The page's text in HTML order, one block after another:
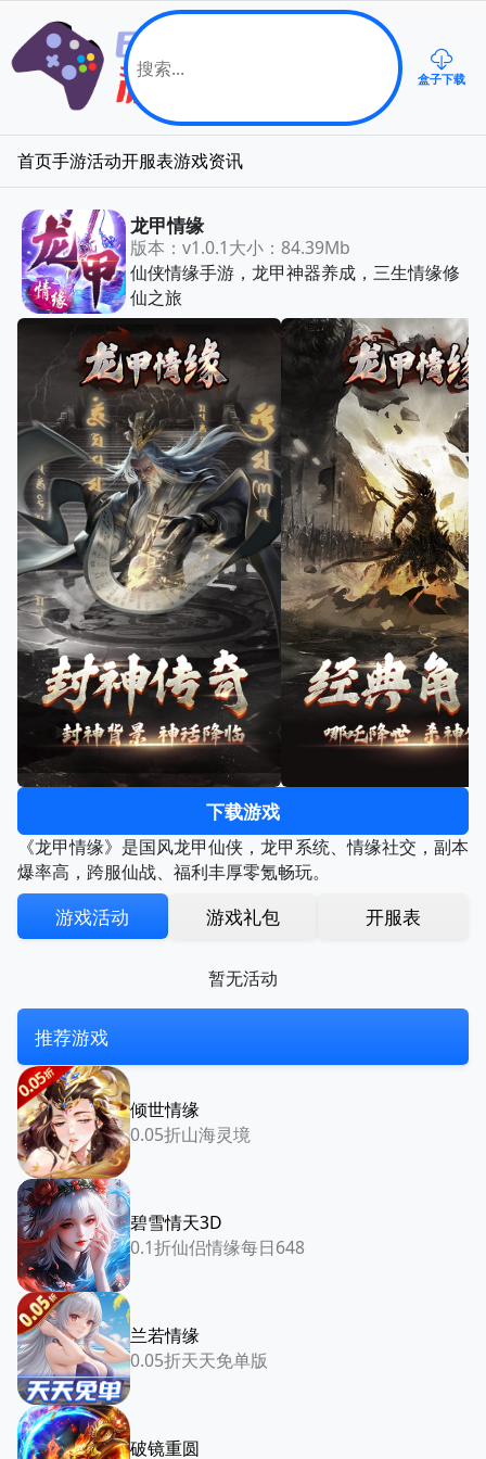
盒子下载
首页手游活动开服表游戏资讯
龙甲情缘
版本：v1.0.1大小：84.39Mb
仙侠情缘手游，龙甲神器养成，三生情缘修
仙之旅
下载游戏
《龙甲情缘》是国风龙甲仙侠，龙甲系统、情缘社交，副本
爆率高，跨服仙战、福利丰厚零氪畅玩。
游戏活动 游戏礼包 开服表
暂无活动
推荐游戏
倾世情缘
0.05折山海灵境
碧雪情天3D
0.1折仙侣情缘每日648
兰若情缘
0.05折天天免单版
破镜重圆